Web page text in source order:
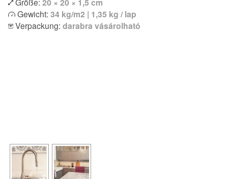
Gewicht: 34 kg/m2 | 1,35 kg / lap
Verpackung: darabra vásárolható